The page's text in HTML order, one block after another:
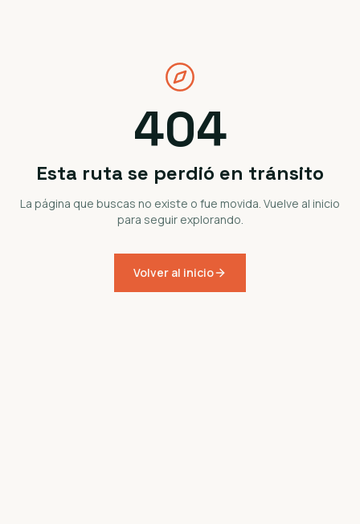
404
Esta ruta se perdió en tránsito
La página que buscas no existe o fue movida. Vuelve al inicio
para seguir explorando.
Volver al inicio